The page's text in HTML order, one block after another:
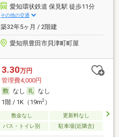
愛知環状鉄道 保見駅 徒歩11分
その他の交通
築32年5ヶ月 / 2階建
愛知県豊田市貝津町町屋
3.30万円
管理費4,000円
なし
なし
1階 / 1K（19m2）
敷金なし
更新料なし
バス・トイレ別 駐車場(近隣含)